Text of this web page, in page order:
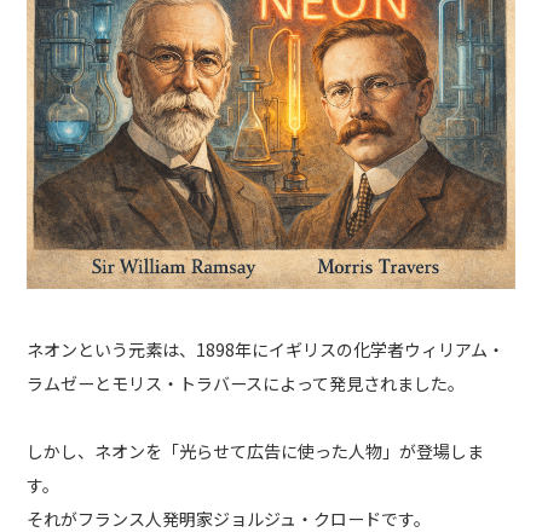
ネオンという元素は、1898年にイギリスの化学者ウィリアム・
ラムゼーとモリス・トラバースによって発見されました。
しかし、ネオンを「光らせて広告に使った人物」が登場しま
す。
それがフランス人発明家ジョルジュ・クロードです。